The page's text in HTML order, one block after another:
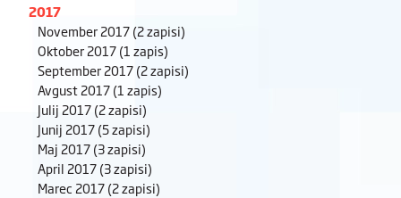
2017
November 2017(2 zapisi)
Oktober 2017(1 zapis)
September 2017(2 zapisi)
Avgust 2017(1 zapis)
Julij 2017(2 zapisi)
Junij 2017(5 zapisi)
Maj 2017(3 zapisi)
April 2017(3 zapisi)
Marec 2017(2 zapisi)